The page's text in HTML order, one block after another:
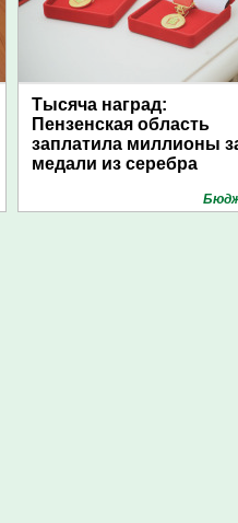
Тысяча наград:
Пензенская область
заплатила миллионы
медали из серебра